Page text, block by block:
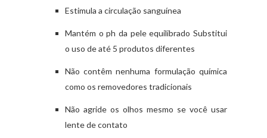
Estimula a circulação sanguínea
Mantém o ph da pele equilibrado Substitui
o uso de até 5 produtos diferentes
Não contêm nenhuma formulação química
como os removedores tradicionais
Não agride os olhos mesmo se você usar
lente de contato